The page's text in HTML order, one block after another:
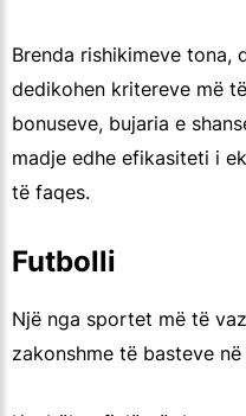
Brenda rishikimeve tona,
dedikohen kritereve më
bonuseve, bujaria e
madje edhe efikasiteti i
të faqes.
Futbolli
Një nga sportet më të
zakonshme të basteve